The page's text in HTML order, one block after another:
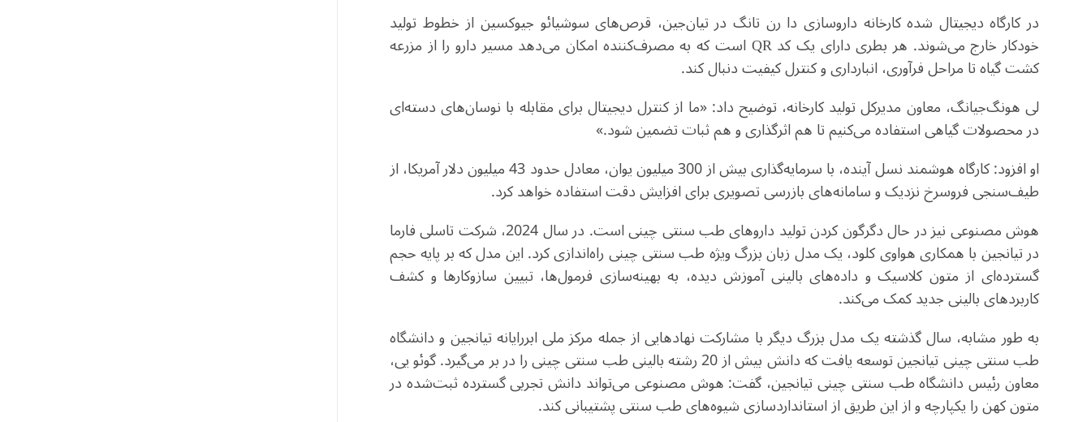
در کارگاه دیجیتال‌ شده کارخانه داروسازی دا رن تانگ در تیان‌جین، قرص‌های سوشیائو جیوکسین از خطوط تولید
خودکار خارج می‌شوند. هر بطری دارای یک کد QR است که به مصرف‌کننده امکان می‌دهد مسیر دارو را از مزرعه
کشت گیاه تا مراحل فرآوری، انبارداری و کنترل کیفیت دنبال کند.
لی هونگ‌جیانگ، معاون مدیرکل تولید کارخانه، توضیح داد: «ما از کنترل دیجیتال برای مقابله با نوسان‌های دسته‌ای
در محصولات گیاهی استفاده می‌کنیم تا هم اثرگذاری و هم ثبات تضمین شود.»
او افزود: کارگاه هوشمند نسل آینده، با سرمایه‌گذاری بیش از 300 میلیون یوان، معادل حدود 43 میلیون دلار آمریکا، از
طیف‌سنجی فروسرخ نزدیک و سامانه‌های بازرسی تصویری برای افزایش دقت استفاده خواهد کرد.
هوش مصنوعی نیز در حال دگرگون کردن تولید داروهای طب سنتی چینی است. در سال 2024، شرکت تاسلی فارما
در تیانجین با همکاری هواوی کلود، یک مدل زبان بزرگ ویژه طب سنتی چینی راه‌اندازی کرد. این مدل که بر پایه حجم
گسترده‌ای از متون کلاسیک و داده‌های بالینی آموزش دیده، به بهینه‌سازی فرمول‌ها، تبیین سازوکارها و کشف
کاربردهای بالینی جدید کمک می‌کند.
به طور مشابه، سال گذشته یک مدل بزرگ دیگر با مشارکت نهادهایی از جمله مرکز ملی ابررایانه تیانجین و دانشگاه
طب سنتی چینی تیانجین توسعه یافت که دانش بیش از 20 رشته بالینی طب سنتی چینی را در بر می‌گیرد. گوئو یی،
معاون رئیس دانشگاه طب سنتی چینی تیانجین، گفت: هوش مصنوعی می‌تواند دانش تجربی گسترده ثبت‌شده در
متون کهن را یکپارچه و از این طریق از استانداردسازی شیوه‌های طب سنتی پشتیبانی کند.